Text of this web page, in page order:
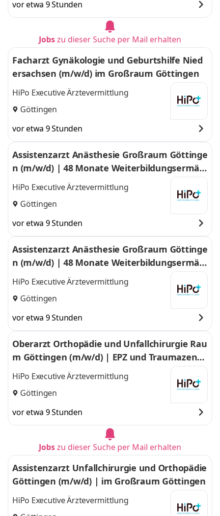
vor etwa 9 Stunden
Jobszu dieser Suche per Mail erhalten
Facharzt Gynäkologie und Geburtshilfe Nied
ersachsen (m/w/d) im Großraum Göttingen
HiPo Executive Ärztevermittlung
Göttingen
vor etwa 9 Stunden
Assistenzarzt Anästhesie Großraum Göttinge
n (m/w/d) | 48 Monate Weiterbildungsermäc
htigung Anästhesie im Großraum Göttingen
HiPo Executive Ärztevermittlung
Göttingen
vor etwa 9 Stunden
Assistenzarzt Anästhesie Großraum Göttinge
n (m/w/d) | 48 Monate Weiterbildungsermäc
htigung Anästhesie im Großraum Göttingen
HiPo Executive Ärztevermittlung
Göttingen
vor etwa 9 Stunden
Oberarzt Orthopädie und Unfallchirurgie Rau
m Göttingen (m/w/d) | EPZ und Traumazentr
um im Großraum Göttingen
HiPo Executive Ärztevermittlung
Göttingen
vor etwa 9 Stunden
Jobszu dieser Suche per Mail erhalten
Assistenzarzt Unfallchirurgie und Orthopädie
Göttingen (m/w/d) | im Großraum Göttingen
HiPo Executive Ärztevermittlung